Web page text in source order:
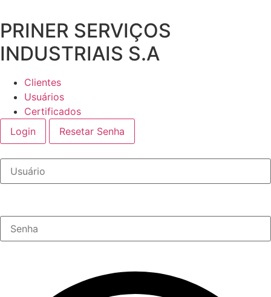
para
o
conteúdo
PRINER SERVIÇOS
INDUSTRIAIS S.A
Clientes
Usuários
Certificados
Login
Resetar Senha